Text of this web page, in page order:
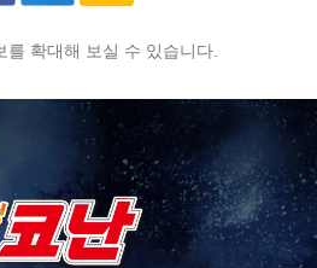
를 확대해 보실 수 있습니다.